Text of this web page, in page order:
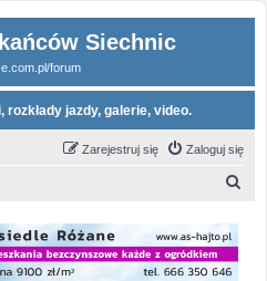
Siechnic
forum
jazdy, galerie, video.
Zaloguj się
Zarejestruj się